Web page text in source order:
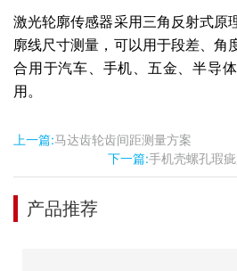
激光轮廓传感器采用三角反射式原
廓线尺寸测量，可以用于段差、角
合用于汽车、手机、五金、半导
用。
上一篇:马达齿轮齿间距测量方案
下一篇:手机壳螺孔瑕
产品推荐